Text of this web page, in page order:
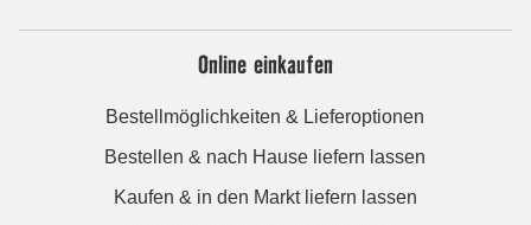
Online einkaufen
Bestellmöglichkeiten & Lieferoptionen
Bestellen & nach Hause liefern lassen
Kaufen & in den Markt liefern lassen